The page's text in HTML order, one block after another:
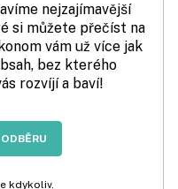
nejzajímavější
si můžete přečíst na
vám už více jak
bez kterého
rozvíjí a baví!
kdykoliv.